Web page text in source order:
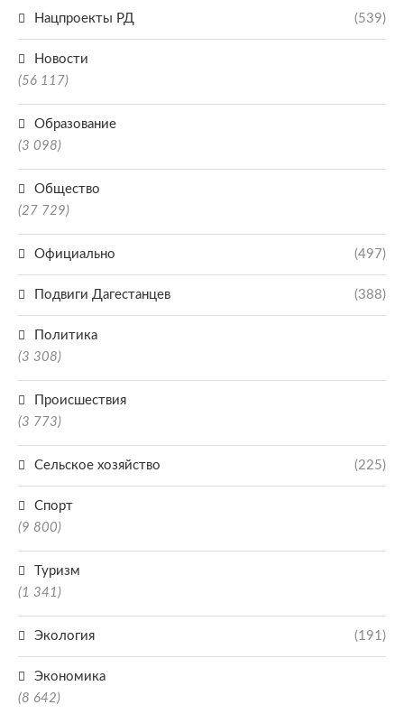
Нацпроекты РД (539)
Новости
(56 117)
Образование
(3 098)
Общество
(27 729)
Официально (497)
Подвиги Дагестанцев (388)
Политика
(3 308)
Происшествия
(3 773)
Сельское хозяйство (225)
Спорт
(9 800)
Туризм
(1 341)
Экология (191)
Экономика
(8 642)